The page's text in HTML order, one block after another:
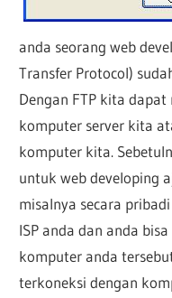
anda seorang web
Transfer Protocol)
Dengan FTP kita
komputer server kita
komputer kita.
untuk web developing
misalnya secara
ISP anda dan anda
komputer anda
terkoneksi dengan